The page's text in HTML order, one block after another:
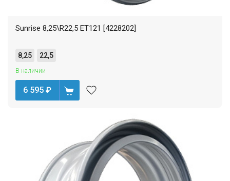
Sunrise 8,25\R22,5 ET121 [4228202]
8,25 22,5
В наличии
6 595 ₽